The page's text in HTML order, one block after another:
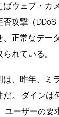
ばウェブ・カ
否攻撃（
、正常なデー
れている。
は、昨年、ミ
だ。 ダインは
ユーザーの要